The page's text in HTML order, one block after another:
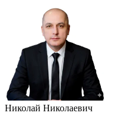
Николай Николаевич